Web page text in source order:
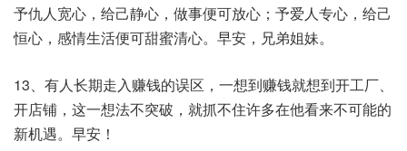
予仇人宽心，给己静心，做事便可放心；予爱人专心，给己
恒心，感情生活便可甜蜜清心。早安，兄弟姐妹。
13、有人长期走入赚钱的误区，一想到赚钱就想到开工厂、
开店铺，这一想法不突破，就抓不住许多在他看来不可能的
新机遇。早安！